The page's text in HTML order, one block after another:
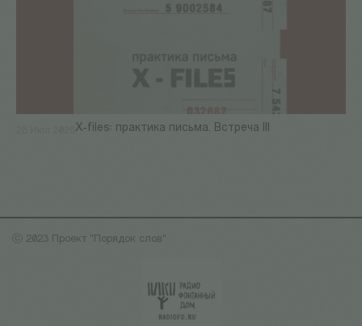
X-files: практика письма. Встреча III
ⓒ 2023 Проект "Порядок слов"